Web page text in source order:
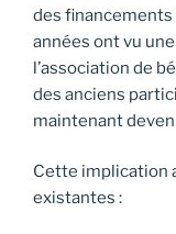
des
années ont vu
l’association de
des anciens
maintenant
Cette implication
existantes :